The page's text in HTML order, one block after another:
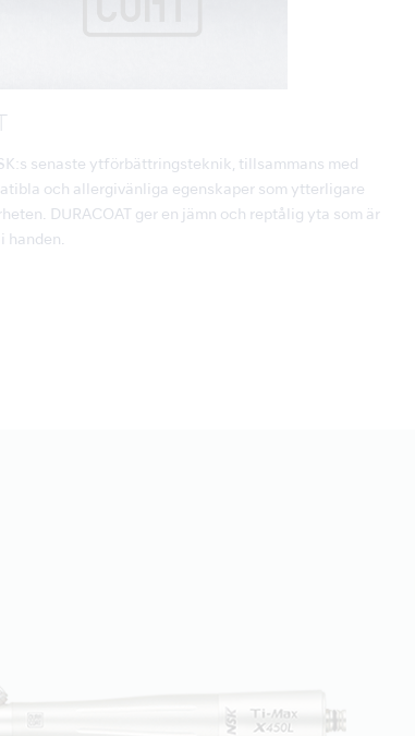
senaste ytförbättringsteknik, tillsammans med
och allergivänliga egenskaper som ytterligare
DURACOAT ger en jämn och reptålig yta som är
handen.